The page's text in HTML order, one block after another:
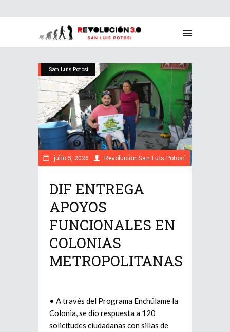
San Luis Potosí
julio 5, 2026 Revolución San Luis Potosí
DIF ENTREGA
APOYOS
FUNCIONALES EN
COLONIAS
METROPOLITANAS
• A través del Programa Enchúlame la
Colonia, se dio respuesta a 120
solicitudes ciudadanas con sillas de